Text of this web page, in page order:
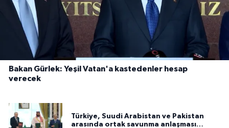
Bakan Gürlek: Yeşil Vatan'a kastedenler hesap
verecek
Türkiye, Suudi Arabistan ve Pakistan
arasında ortak savunma anlaşması